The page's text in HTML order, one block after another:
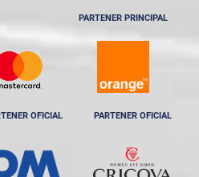
PARTENER PRINCIPAL
OFICIAL PARTENER OFICIAL